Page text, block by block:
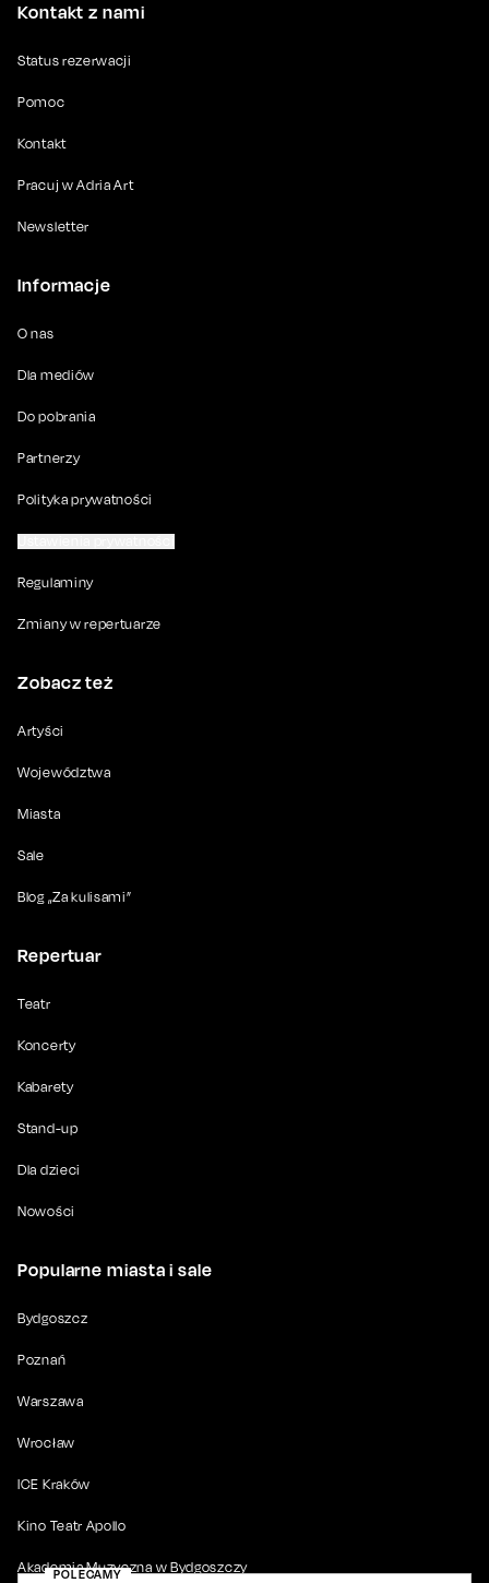
POLECAMY
Kontakt z nami
Status rezerwacji
Pomoc
Kontakt
Pracuj w Adria Art
Newsletter
Informacje
O nas
Dla mediów
Do pobrania
Partnerzy
Polityka prywatności
Regulaminy
Zmiany w repertuarze
Zobacz też
Artyści
Województwa
Miasta
Sale
Blog „Za kulisami”
Repertuar
Teatr
Koncerty
Kabarety
Stand-up
Dla dzieci
Nowości
Popularne miasta i sale
Bydgoszcz
Poznań
Warszawa
Wrocław
ICE Kraków
Kino Teatr Apollo
Akademia Muzyczna w Bydgoszczy